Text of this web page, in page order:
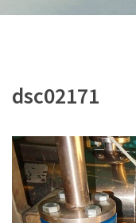
dsc02171